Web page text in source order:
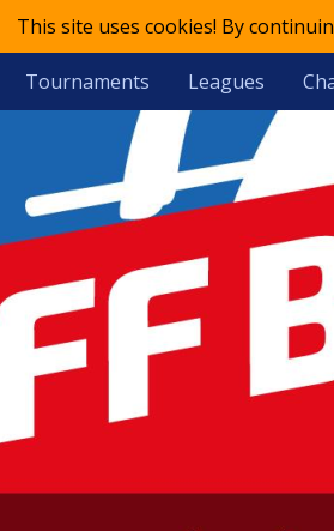
This site uses cookies! By
Tournaments Leagues